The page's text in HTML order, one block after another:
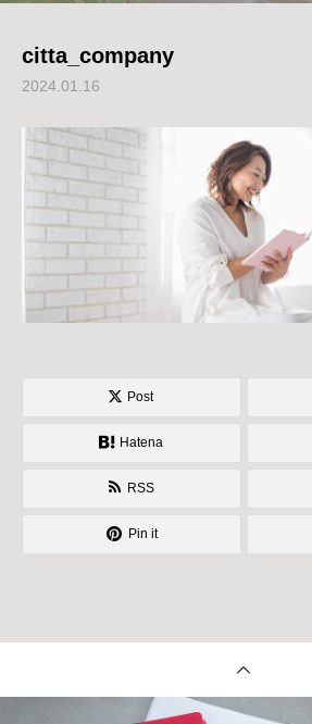
citta_company
2024.01.16
Post
Hatena
RSS
Pin it